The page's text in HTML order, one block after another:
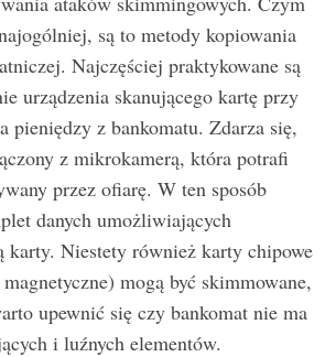
są to metody kopiowania
Najczęściej praktykowane są
urządzenia skanującego kartę przy
pieniędzy z bankomatu. Zdarza się,
z mikrokamerą, która potrafi
przez ofiarę. W ten sposób
danych umożliwiających
karty. Niestety również karty chipowe
mogą być skimmowane,
upewnić się czy bankomat nie ma
i luźnych elementów.